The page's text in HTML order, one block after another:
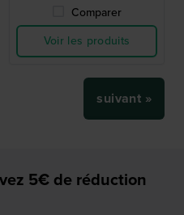
Comparer
Voir les produits
suivant »
5€ de réduction